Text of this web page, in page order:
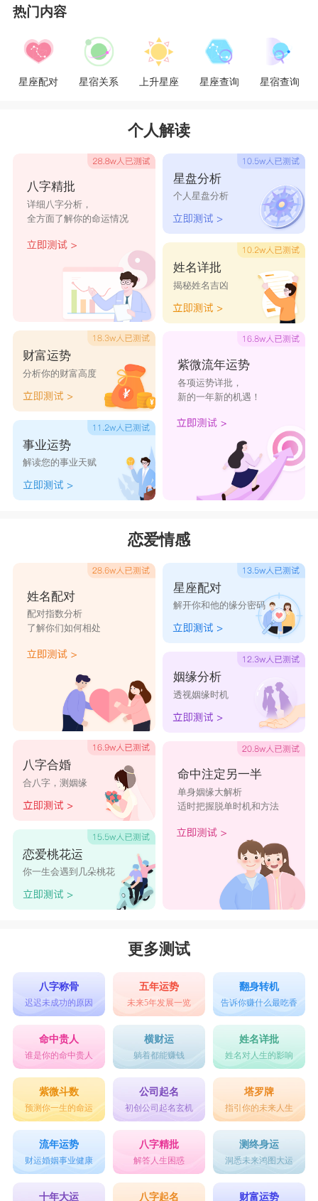
实务计划。金牛男对感情的占有欲极为强烈，摩羯
女也十分重视在感情中能够完全拥有对方。彼此对
恋爱的忠诚度一致，使你们的爱情的道路能够越走
越远。摩羯女可从金牛男身上发现温柔与俏皮的一
摩羯女从不浪费时间在后悔上，她认为后悔是
一种无用而伤感的情绪。
金牛座男士欣赏摩羯女的
实际和循规蹈矩的做法。金牛男希望自己的家人也
被摩羯女像家人一样对待，摩羯女一旦嫁给了意中
人，她就是最好的妻子和母亲。对这世界上的其他
人来说，她似乎是势利的、冷漠的，有点像社会野
心家，但她丈夫、孩子和亲人只会感受到她的温暖
和爱。
星座乐原创文章，转载需注明出处
热门内容
星座配对 星宿关系 上升星座 星座查询 星宿查询
个人解读
八字精批
详细八字分析，
全方面了解你的命运情况
财富运势
分析你的财富高度
事业运势
解读您的事业天赋
星盘分析
个人星盘分析
姓名详批
揭秘姓名吉凶
紫微流年运势
各项运势详批，
新的一年新的机遇！
恋爱情感
姓名配对
配对指数分析
了解你们如何相处
八字合婚
合八字，测姻缘
恋爱桃花运
你一生会遇到几朵桃花
星座配对
解开你和他的缘分密码
姻缘分析
透视姻缘时机
命中注定另一半
单身姻缘大解析
适时把握脱单时机和方法
更多测试
八字称骨
迟迟未成功的原因
五年运势
未来5年发展一览
翻身转机
告诉你赚什么最吃香
命中贵人
谁是你的命中贵人
横财运
躺着都能赚钱
姓名详批
姓名对人生的影响
紫微斗数
预测你一生的命运
公司起名
初创公司起名玄机
塔罗牌
指引你的未来人生
流年运势
财运婚姻事业健康
八字精批
解答人生困惑
测终身运
洞悉未来鸿图大运
十年大运 八字起名 财富运势